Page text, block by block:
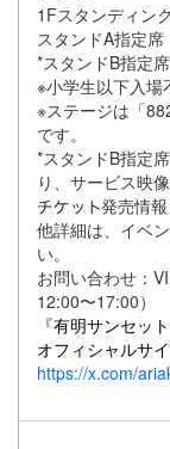
1Fスタンディン
スタンドA指定
*スタンドB指定
※小学生以下入場
※ステージは「
です。
*スタンドB指定
り、サービス映
発売情
他詳細は、 イベ
い。
お問い合わせ：
12:00〜17:00）
『有明サンセッ
オフィシャルサ
https://x.com/